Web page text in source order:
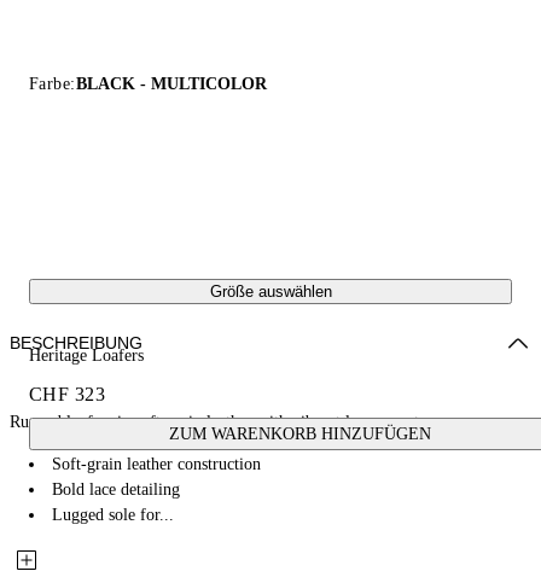
Farbe:BLACK - MULTICOLOR
Größe auswählen
Heritage Loafers
CHF 323
ZUM WARENKORB HINZUFÜGEN
BESCHREIBUNG
Rugged loafers in soft-grain leather with vibrant lace accents.
Soft-grain leather construction
Bold lace detailing
Lugged sole for...